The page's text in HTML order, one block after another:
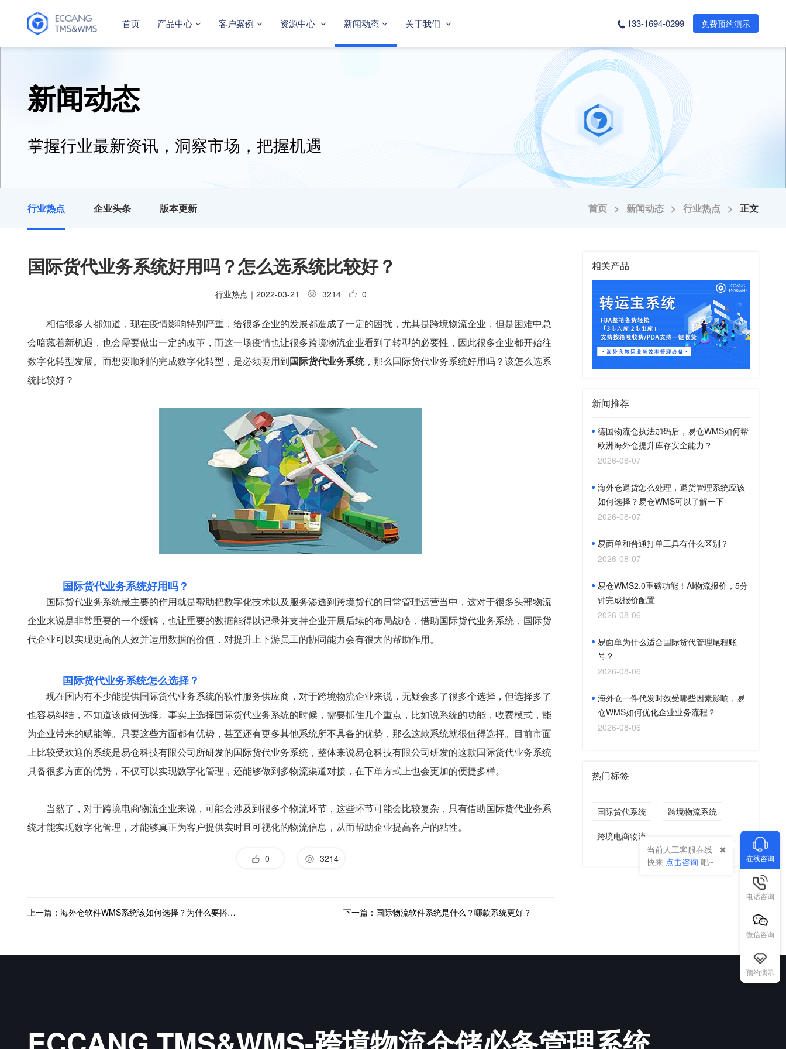
首页 产品中心 客户案例 资源中心 新闻动态 关于我们 133-1694-0299 免费预约演示
新闻动态
掌握行业最新资讯，洞察市场，把握机遇
行业热点 企业头条 版本更新 首页 > 新闻动态 > 行业热点 > 正文
国际货代业务系统好用吗？怎么选系统比较好？
行业热点 ｜ 2022-03-21 3214 0
相信很多人都知道，现在疫情影响特别严重，给很多企业的发展都造成了一定的困扰，尤其是跨境物流企业，但是困难中总
会暗藏着新机遇，也会需要做出一定的改革，而这一场疫情也让很多跨境物流企业看到了转型的必要性，因此很多企业都开始往
数字化转型发展。而想要顺利的完成数字化转型，是必须要用到国际货代业务系统，那么国际货代业务系统好用吗？该怎么选系
统比较好？
国际货代业务系统好用吗？
国际货代业务系统最主要的作用就是帮助把数字化技术以及服务渗透到跨境货代的日常管理运营当中，这对于很多头部物流
企业来说是非常重要的一个缓解，也让重要的数据能得以记录并支持企业开展后续的布局战略，借助国际货代业务系统，国际货
代企业可以实现更高的人效并运用数据的价值，对提升上下游员工的协同能力会有很大的帮助作用。
国际货代业务系统怎么选择？
现在国内有不少能提供国际货代业务系统的软件服务供应商，对于跨境物流企业来说，无疑会多了很多个选择，但选择多了
也容易纠结，不知道该做何选择。事实上选择国际货代业务系统的时候，需要抓住几个重点，比如说系统的功能，收费模式，能
为企业带来的赋能等。只要这些方面都有优势，甚至还有更多其他系统所不具备的优势，那么这款系统就很值得选择。目前市面
上比较受欢迎的系统是易仓科技有限公司所研发的国际货代业务系统，整体来说易仓科技有限公司研发的这款国际货代业务系统
具备很多方面的优势，不仅可以实现数字化管理，还能够做到多物流渠道对接，在下单方式上也会更加的便捷多样。
当然了，对于跨境电商物流企业来说，可能会涉及到很多个物流环节，这些环节可能会比较复杂，只有借助国际货代业务系
统才能实现数字化管理，才能够真正为客户提供实时且可视化的物流信息，从而帮助企业提高客户的粘性。
0 3214
上一篇：海外仓软件WMS系统该如何选择？为什么要搭建海外仓软件WMS系统？ 下一篇：国际物流软件系统是什么？哪款系统更好？
相关产品
新闻推荐
德国物流仓执法加码后，易仓WMS如何帮
欧洲海外仓提升库存安全能力？
2026-08-07
海外仓退货怎么处理，退货管理系统应该
如何选择？易仓WMS可以了解一下
2026-08-07
易面单和普通打单工具有什么区别？
2026-08-07
易仓WMS2.0重磅功能！AI物流报价，5分
钟完成报价配置
2026-08-06
易面单为什么适合国际货代管理尾程账
号？
2026-08-06
海外仓一件代发时效受哪些因素影响，易
仓WMS如何优化企业业务流程？
2026-08-06
热门标签
国际货代系统 跨境物流系统
跨境电商物流
在线咨询
当前人工客服在线
快来 点击咨询 吧~
电话咨询
微信咨询
预约演示